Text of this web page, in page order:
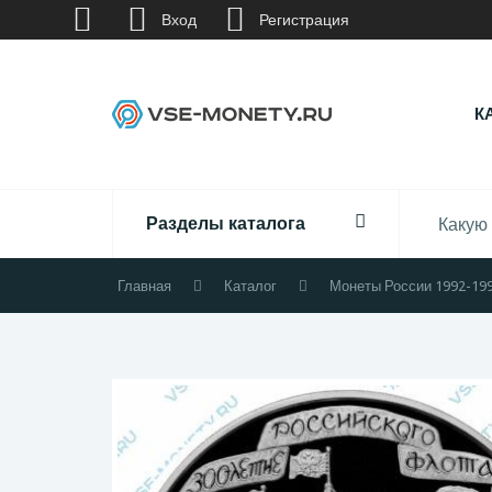
Разделы каталога
Главная Каталог Монеты России 1992-
Вход Регистрация